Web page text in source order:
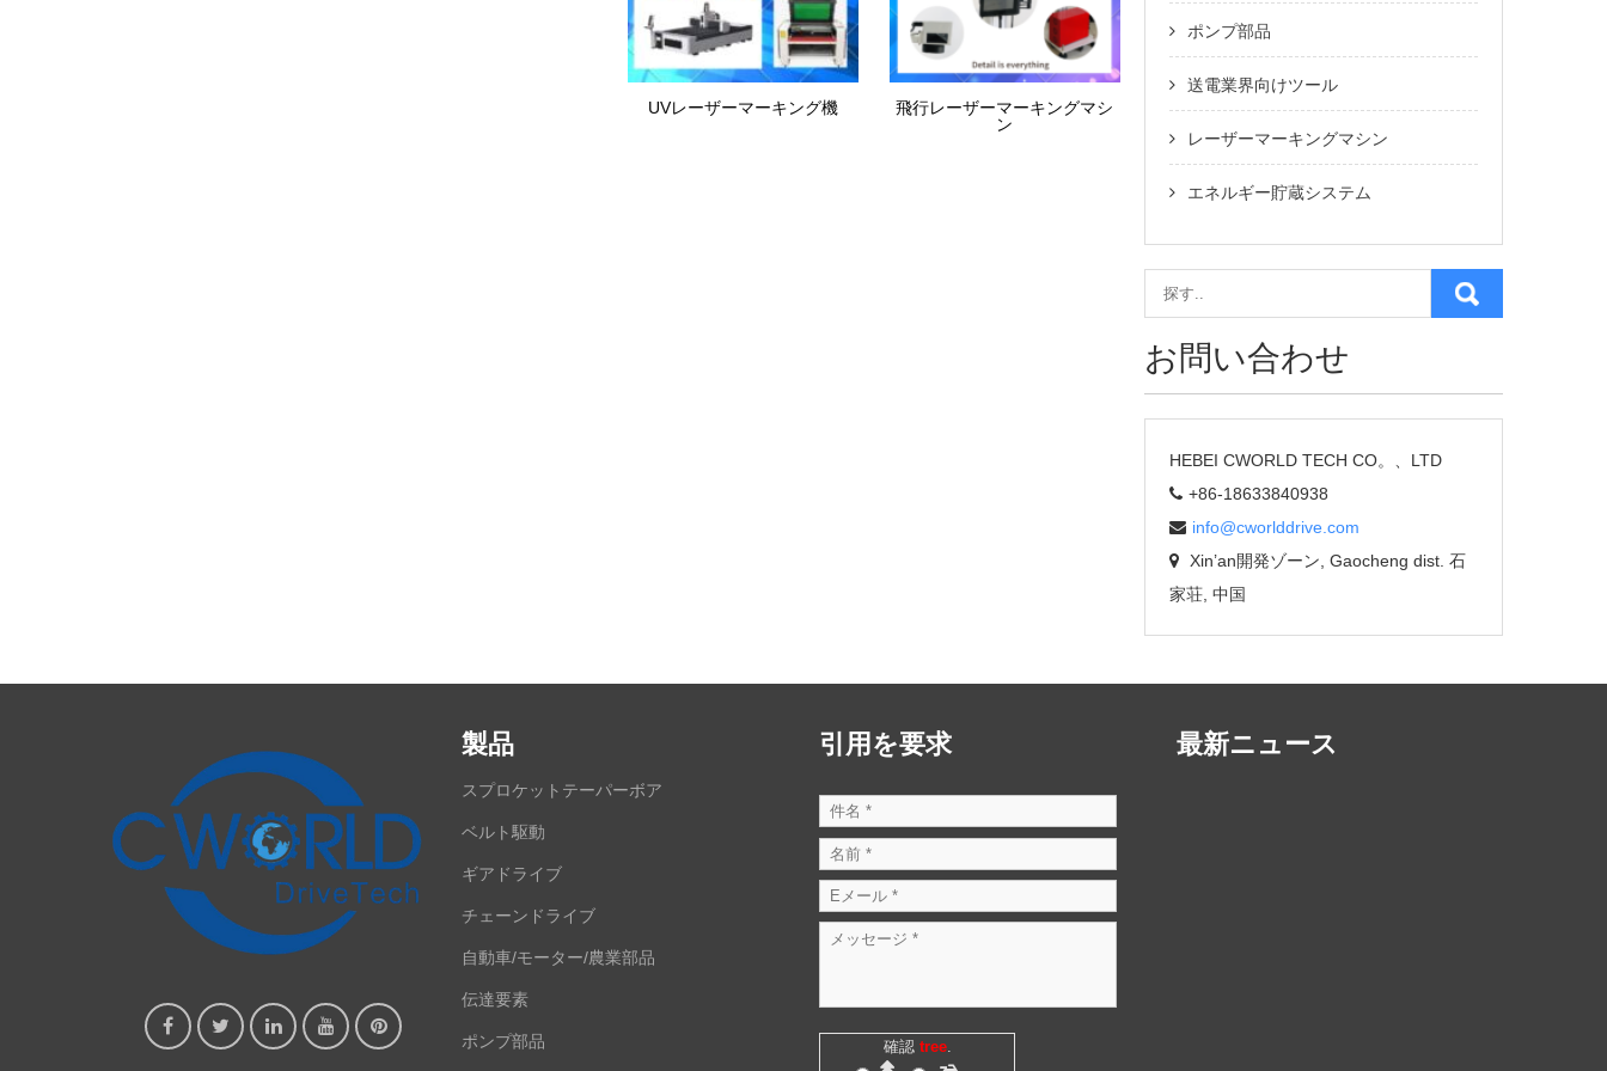
UVレーザーマーキング機
飛行レーザーマーキングマシ
ン
ポンプ部品
送電業界向けツール
レーザーマーキングマシン
エネルギー貯蔵システム
お問い合わせ
HEBEI CWORLD TECH CO。、LTD
+86-18633840938
info@cworlddrive.com
Xin’an開発ゾーン, Gaocheng dist. 石
家荘, 中国
製品
スプロケットテーパーボア
ベルト駆動
ギアドライブ
チェーンドライブ
自動車/モーター/農業部品
伝達要素
ポンプ部品
引用を要求
確認 tree.
最新ニュース